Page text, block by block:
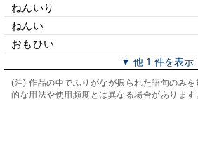
ねんいり
ねんい
おもひい
▼ 他 1 件を表示
(注) 作品の中でふりがなが振られた語句のみ
的な用法や使用頻度とは異なる場合があります